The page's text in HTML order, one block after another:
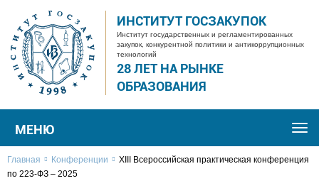
ИНСТИТУТ ГОСЗАКУПОК
Институт государственных и регламентированных
закупок, конкурентной политики и антикоррупционных
технологий
28 ЛЕТ НА РЫНКЕ
ОБРАЗОВАНИЯ
МЕНЮ
Главная Конференции
XIII Всероссийская практическая конференция
по 223-ФЗ – 2025